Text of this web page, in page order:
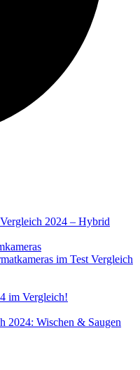
2024 – Hybrid
im Test Vergleich
im Vergleich!
2024: Wischen & Saugen